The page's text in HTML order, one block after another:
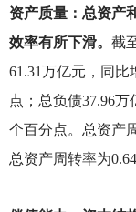
资产质量：总资产
效率有所下滑。 截
61.31万亿元，同比
点；总负债37.96
个百分点。总资产
总资产周转率为